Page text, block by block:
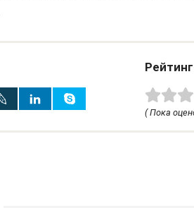
Рейтинг
( Пока